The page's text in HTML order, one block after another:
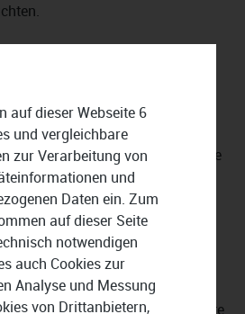
wieder vergessen
22 surfen Sie künftig
Programm überzeugt durch ein
das keine Wünsche
Schlüsselbund immer
viaAutoFill-
schnell aus. Regelmäßig
schlägt Steganos Privacy Suite
auf dieser Webseite 6
und vergleichbare
zur Verarbeitung von
und
Daten ein. Zum
auf dieser Seite
notwendigen
auch Cookies zur
Analyse und Messung
von Drittanbietern,